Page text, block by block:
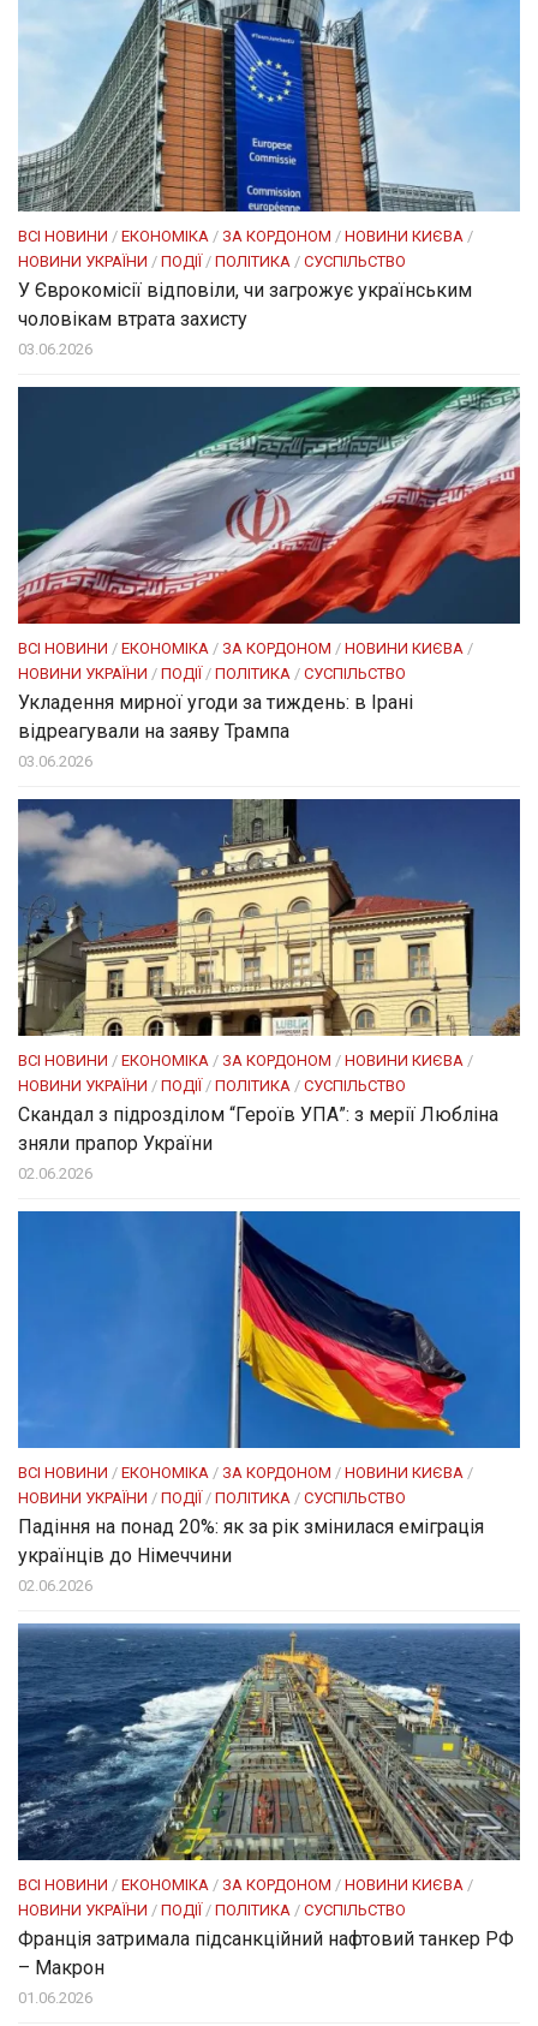
ВСІ НОВИНИ / ЕКОНОМІКА / ЗА КОРДОНОМ / НОВИНИ КИЄВА /
НОВИНИ УКРАЇНИ / ПОДІЇ / ПОЛІТИКА / СУСПІЛЬСТВО
У Єврокомісії відповіли, чи загрожує українським
чоловікам втрата захисту
03.06.2026
ВСІ НОВИНИ / ЕКОНОМІКА / ЗА КОРДОНОМ / НОВИНИ КИЄВА /
НОВИНИ УКРАЇНИ / ПОДІЇ / ПОЛІТИКА / СУСПІЛЬСТВО
Укладення мирної угоди за тиждень: в Ірані
відреагували на заяву Трампа
03.06.2026
ВСІ НОВИНИ / ЕКОНОМІКА / ЗА КОРДОНОМ / НОВИНИ КИЄВА /
НОВИНИ УКРАЇНИ / ПОДІЇ / ПОЛІТИКА / СУСПІЛЬСТВО
Скандал з підрозділом “Героїв УПА”: з мерії Любліна
зняли прапор України
02.06.2026
ВСІ НОВИНИ / ЕКОНОМІКА / ЗА КОРДОНОМ / НОВИНИ КИЄВА /
НОВИНИ УКРАЇНИ / ПОДІЇ / ПОЛІТИКА / СУСПІЛЬСТВО
Падіння на понад 20%: як за рік змінилася еміграція
українців до Німеччини
02.06.2026
ВСІ НОВИНИ / ЕКОНОМІКА / ЗА КОРДОНОМ / НОВИНИ КИЄВА /
НОВИНИ УКРАЇНИ / ПОДІЇ / ПОЛІТИКА / СУСПІЛЬСТВО
Франція затримала підсанкційний нафтовий танкер РФ
– Макрон
01.06.2026